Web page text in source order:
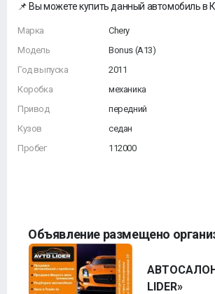
📌 Вы можете купить данный автомобиль в
Марка
Модель
Год выпуска
Коробка
Привод
Кузов
Пробег
Chery
Bonus (A13)
2011
механика
передний
седан
112000
Объявление размещено
АВТОСАЛОН
LIDER»